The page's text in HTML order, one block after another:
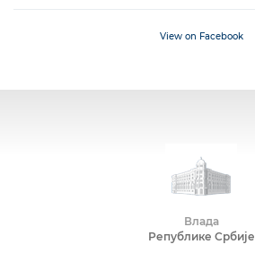
View on Facebook
Влада
Републике Србије